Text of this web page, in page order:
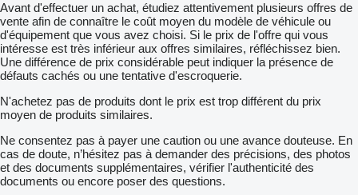
Avant d'effectuer un achat, étudiez attentivement plusieurs offres de
vente afin de connaître le coût moyen du modèle de véhicule ou
d'équipement que vous avez choisi. Si le prix de l'offre qui vous
intéresse est très inférieur aux offres similaires, réfléchissez bien.
Une différence de prix considérable peut indiquer la présence de
défauts cachés ou une tentative d'escroquerie.
N'achetez pas de produits dont le prix est trop différent du prix
moyen de produits similaires.
Ne consentez pas à payer une caution ou une avance douteuse. En
cas de doute, n’hésitez pas à demander des précisions, des photos
et des documents supplémentaires, vérifier l'authenticité des
documents ou encore poser des questions.